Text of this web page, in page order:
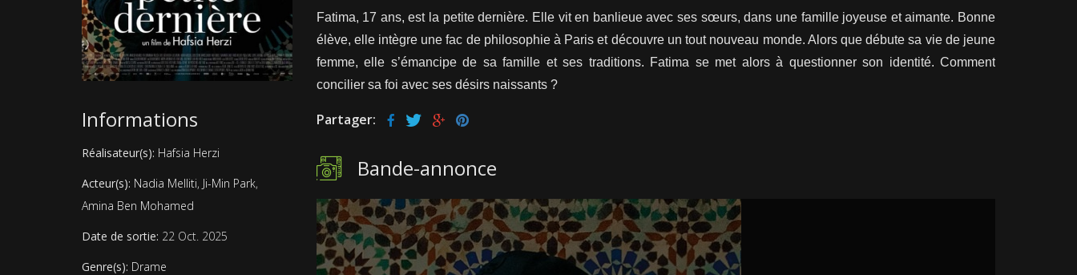
Informations
Réalisateur(s): Hafsia Herzi
Acteur(s): Nadia Melliti, Ji-Min Park,
Amina Ben Mohamed
Date de sortie: 22 Oct. 2025
Genre(s): Drame
Fatima, 17 ans, est la petite dernière. Elle vit en banlieue avec ses sœurs, dans une famille joyeuse et aimante. Bonne
élève, elle intègre une fac de philosophie à Paris et découvre un tout nouveau monde. Alors que débute sa vie de jeune
femme, elle s’émancipe de sa famille et ses traditions. Fatima se met alors à questionner son identité. Comment
concilier sa foi avec ses désirs naissants ?
Partager:
Bande-annonce